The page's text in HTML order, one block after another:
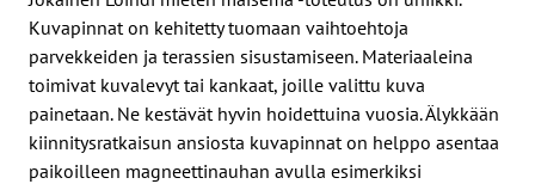
Kuvapinnat on kehitetty tuomaan vaihtoehtoja
parvekkeiden ja terassien sisustamiseen. Materiaaleina
toimivat kuvalevyt tai kankaat, joille valittu kuva
painetaan. Ne kestävät hyvin hoidettuina vuosia. Älykkään
kiinnitysratkaisun ansiosta kuvapinnat on helppo asentaa
paikoilleen magneettinauhan avulla esimerkiksi